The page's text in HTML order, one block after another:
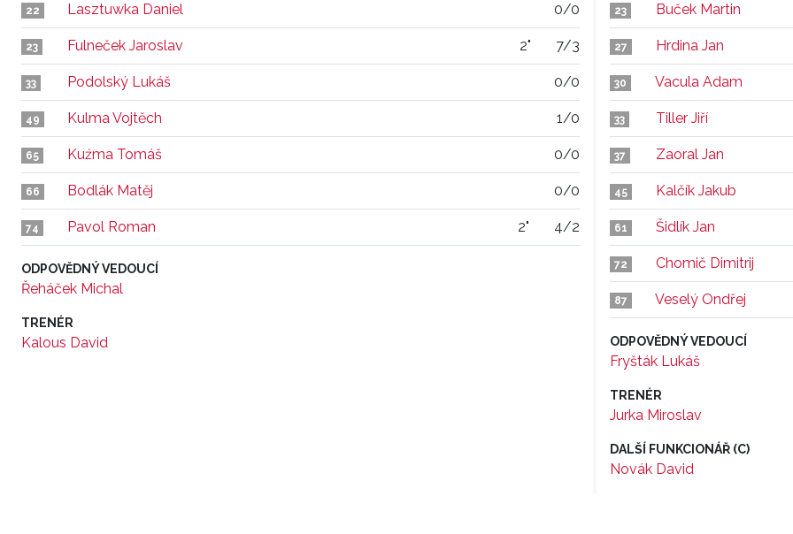
22 Lasztuwka Daniel 0/0
23 Fulneček Jaroslav 2" 7/3
33 Podolský Lukáš 0/0
49 Kulma Vojtěch 1/0
65 Kuźma Tomáš 0/0
66 Bodlák Matěj 0/0
74 Pavol Roman 2" 4/2
ODPOVĚDNÝ VEDOUCÍ
Řeháček Michal
TRENÉR
Kalous David
23 Buček Martin
27 Hrdina Jan
30 Vacula Adam
33 Tiller Jiří
37 Zaoral Jan
45 Kalčík Jakub
61 Šidlík Jan
72 Chomič Dimitrij
87 Veselý Ondřej
ODPOVĚDNÝ VEDOUCÍ
Fryšták Lukáš
TRENÉR
Jurka Miroslav
DALŠÍ FUNKCIONÁŘ (C)
Novák David